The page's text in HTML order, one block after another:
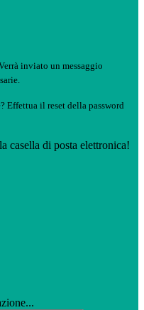
inviato un messaggio
Effettua il reset della password
casella di posta elettronica!